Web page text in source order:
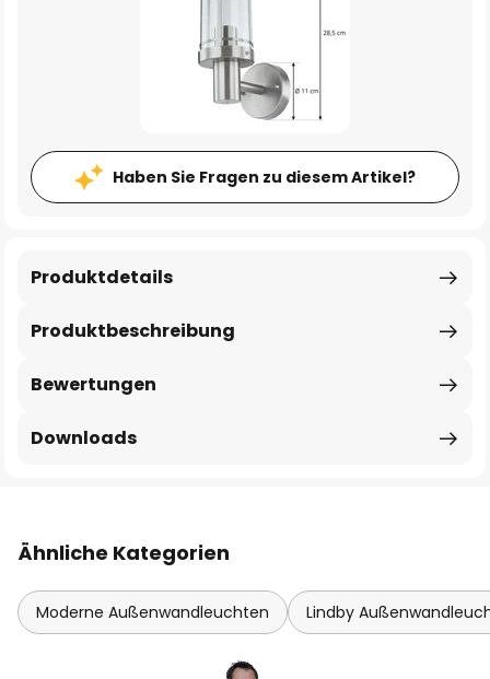
Haben Sie Fragen zu diesem Artikel?
Produktbeschreibung
Produktdetails
Bewertungen
Downloads
Ähnliche Kategorien
Moderne Außenwandleuchten Lindby